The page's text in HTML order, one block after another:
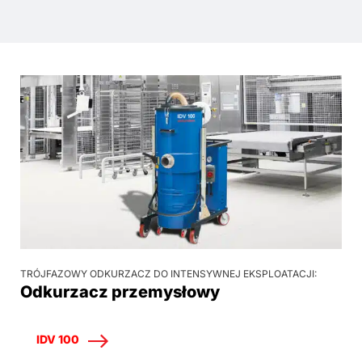
TRÓJFAZOWY ODKURZACZ DO INTENSYWNEJ EKSPLOATACJI:
Odkurzacz przemysłowy
IDV 100